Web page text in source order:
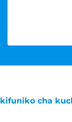
kifuniko cha